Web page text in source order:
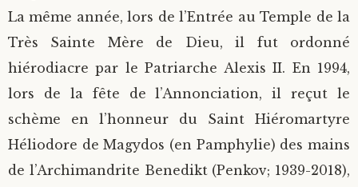
La même année, lors de l’Entrée au Temple de la
Très Sainte Mère de Dieu, il fut ordonné
hiérodiacre par le Patriarche Alexis II. En 1994,
lors de la fête de l’Annonciation, il reçut le
schème en l’honneur du Saint Hiéromartyre
Héliodore de Magydos (en Pamphylie) des mains
de l’Archimandrite Benedikt (Penkov; 1939-2018),